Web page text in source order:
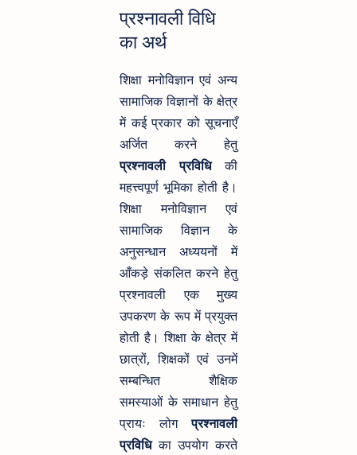
प्रश्नावली विधि
का अर्थ
शिक्षा मनोविज्ञान एवं अन्य
सामाजिक विज्ञानों के क्षेत्र
में कई प्रकार को सूचनाएँ
अर्जित करने हेतु
प्रश्नावली प्रविधिकी
महत्त्वपूर्ण भूमिका होती है।
शिक्षा मनोविज्ञान एवं
सामाजिक विज्ञान के
अनुसन्धान अध्ययनों में
आँकड़े संकलित करने हेतु
प्रश्नावली एक मुख्य
उपकरण के रूप में प्रयुक्त
होती है। शिक्षा के क्षेत्र में
छात्रों, शिक्षकों एवं उनमें
सम्बन्धित शैक्षिक
समस्याओं के समाधान हेतु
प्रायः लोगप्रश्नावली
प्रविधिका उपयोग करते